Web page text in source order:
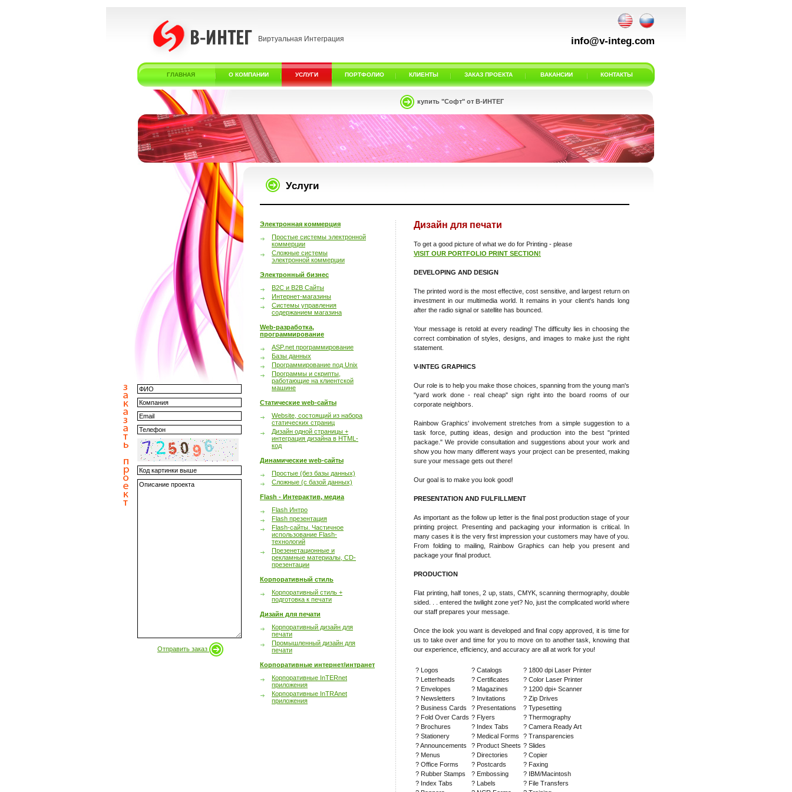
Виртуальная Интеграция info@v-integ.com
ГЛАВНАЯ О КОМПАНИИ УСЛУГИ ПОРТФОЛИО КЛИЕНТЫ ЗАКАЗ ПРОЕКТА ВАКАНСИИ КОНТАКТЫ
Отправить заказ
купить "Софт" от В-ИНТЕГ
Услуги
Электронная коммерция
Простые системы электронной
коммерции
Сложные системы
электронной коммерции
Электронный бизнес
B2C и B2B Сайты
Интернет-магазины
Системы управления
содержанием магазина
Web-разработка,
программирование
ASP.net программирование
Базы данных
Программирование под Unix
Программы и скрипты,
работающие на клиентской
машине
Статические web-сайты
Website, состоящий из набора
статических страниц
Дизайн одной страницы +
интеграция дизайна в HTML-
код
Динамические web-сайты
Простые (без базы данных)
Сложные (с базой данных)
Flash - Интерактив, медиа
Flash Интро
Flash презентация
Flash-сайты. Частичное
использование Flash-
технологий
Презенетационные и
рекламные материалы, CD-
презентации
Корпоративный стиль
Корпоративный стиль +
подготовка к печати
Дизайн для печати
Корпоративный дизайн для
печати
Промышленный дизайн для
печати
Корпоративные интернет/интранет
Корпоративные InTERnet
приложения
Корпоративные InTRAnet
приложения
Дизайн для печати
To get a good picture of what we do for Printing - please
VISIT OUR PORTFOLIO PRINT SECTION!
DEVELOPING AND DESIGN
The printed word is the most effective, cost sensitive, and largest return on
investment in our multimedia world. It remains in your client's hands long
after the radio signal or satellite has bounced.
Your message is retold at every reading! The difficulty lies in choosing the
correct combination of styles, designs, and images to make just the right
statement.
V-INTEG GRAPHICS
Our role is to help you make those choices, spanning from the young man's
"yard work done - real cheap" sign right into the board rooms of our
corporate neighbors.
Rainbow Graphics' involvement stretches from a simple suggestion to a
task force, putting ideas, design and production into the best "printed
package." We provide consultation and suggestions about your work and
show you how many different ways your project can be presented, making
sure your message gets out there!
Our goal is to make you look good!
PRESENTATION AND FULFILLMENT
As important as the follow up letter is the final post production stage of your
printing project. Presenting and packaging your information is critical. In
many cases it is the very first impression your customers may have of you.
From folding to mailing, Rainbow Graphics can help you present and
package your final product.
PRODUCTION
Flat printing, half tones, 2 up, stats, CMYK, scanning thermography, double
sided. . . entered the twilight zone yet? No, just the complicated world where
our staff prepares your message.
Once the look you want is developed and final copy approved, it is time for
us to take over and time for you to move on to another task, knowing that
our experience, efficiency, and accuracy are all at work for you!
? Logos
? Letterheads
? Envelopes
? Newsletters
? Business Cards
? Fold Over Cards
? Brochures
? Stationery
? Announcements
? Menus
? Office Forms
? Rubber Stamps
? Index Tabs
? Catalogs
? Certificates
? Magazines
? Invitations
? Presentations
? Flyers
? Index Tabs
? Medical Forms
? Product Sheets
? Directories
? Postcards
? Embossing
? Labels
? 1800 dpi Laser Printer
? Color Laser Printer
? 1200 dpi+ Scanner
? Zip Drives
? Typesetting
? Thermography
? Camera Ready Art
? Transparencies
? Slides
? Copier
? Faxing
? IBM/Macintosh
? File Transfers